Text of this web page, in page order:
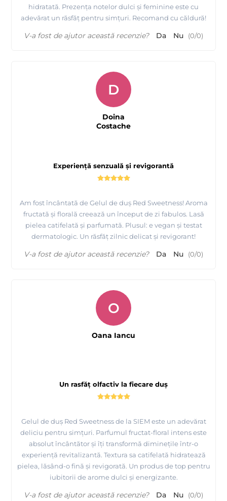
hidratată. Prezența notelor dulci și feminine este cu
adevărat un răsfăț pentru simțuri. Recomand cu căldură!
V-a fost de ajutor această recenzie? Da Nu (0/0)
Experiență senzuală și revigorantă
Am fost încântată de Gelul de duș Red Sweetness! Aroma
fructată și florală creează un început de zi fabulos. Lasă
pielea catifelată și parfumată. Plusul: e vegan și testat
dermatologic. Un răsfăț zilnic delicat și revigorant!
D
Doina
Costache
V-a fost de ajutor această recenzie? Da Nu (0/0)
Un rasfăț olfactiv la fiecare duș
Gelul de duș Red Sweetness de la SIEM este un adevărat
deliciu pentru simțuri. Parfumul fructat-floral intens este
absolut încântător și îți transformă diminețile într-o
experiență revitalizantă. Textura sa catifelată hidratează
pielea, lăsând-o fină și revigorată. Un produs de top pentru
iubitorii de arome dulci și energizante.
O
Oana Iancu
V-a fost de ajutor această recenzie? Da Nu (0/0)